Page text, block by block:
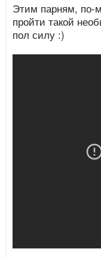
Этим парням, по-
пройти такой
пол силу :)